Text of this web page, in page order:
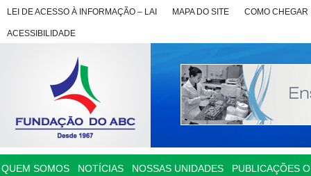
LEI DE ACESSO À INFORMAÇÃO – LAI MAPA DO SITE COMO CHEGAR
ACESSIBILIDADE
QUEM SOMOS NOTÍCIAS NOSSAS UNIDADES PUBLICAÇÕES